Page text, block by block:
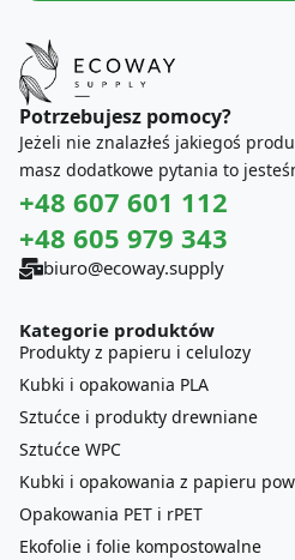
Potrzebujesz pomocy?
Jeżeli nie znalazłeś jakiegoś
masz dodatkowe pytania to
+48 607 601 112
+48 605 979 343
biuro@ecoway.supply
Kategorie produktów
Produkty z papieru i celulozy
Kubki i opakowania PLA
Sztućce i produkty drewniane
Sztućce WPC
Kubki i opakowania z papieru
Opakowania PET i rPET
Ekofolie i folie kompostowalne